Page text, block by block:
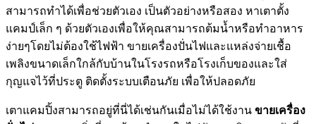
สามารถทำได้เพื่อช่วยตัวเอง เป็นตัวอย่างหรือสอง หาเตาตั้ง
แคมป์เล็ก ๆ ด้วยตัวเองเพื่อให้คุณสามารถต้มน้ำหรือทำอาหาร
ง่ายๆโดยไม่ต้องใช้ไฟฟ้า ขายเครื่องปั่นไฟและแหล่งจ่ายเชื้อ
เพลิงขนาดเล็กใกล้กับบ้านในโรงรถหรือโรงเก็บของและใส่
กุญแจไว้ที่ประตู ติดตั้งระบบเตือนภัย เพื่อให้ปลอดภัย
เตาแคมปิ้งสามารถอยู่ที่นี่ได้เช่นกันเมื่อไม่ได้ใช้งาน ขายเครื่อง